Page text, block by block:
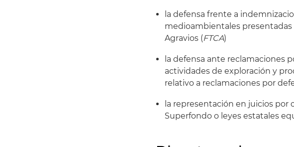
la defensa frente a
medioambientales
Agravios (FTCA)
la defensa ante reclamaciones
actividades de exploración y
relativo a reclamaciones por
la representación en juicios
Superfondo o leyes estatales